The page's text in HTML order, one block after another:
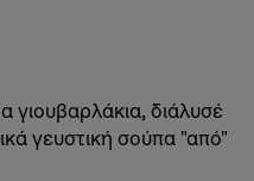
γιουβαρλάκια, διάλυσέ
γευστική σούπα "από"